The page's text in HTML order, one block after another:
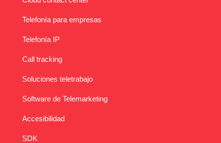
Telefonía para empresas
Telefonía IP
Call tracking
Soluciones teletrabajo
Software de Telemarketing
Accesibilidad
SDK